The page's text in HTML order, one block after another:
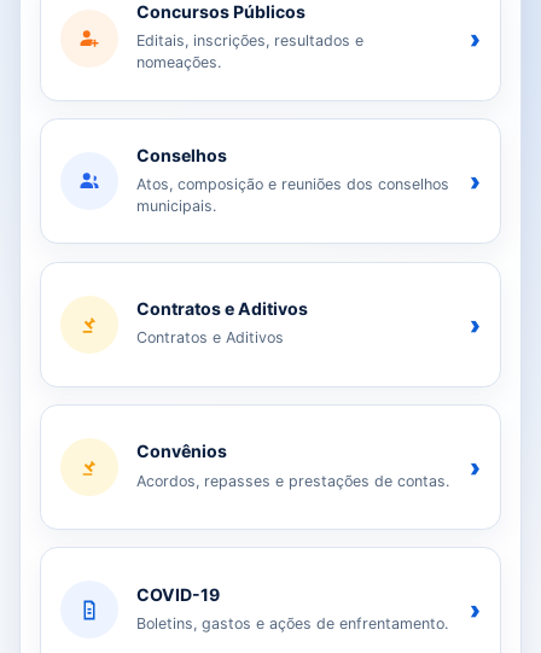
Concursos Públicos
Editais, inscrições, resultados e
nomeações.
›
Conselhos
Atos, composição e reuniões dos conselhos
municipais.
›
Contratos e Aditivos
Contratos e Aditivos ›
Convênios
Acordos, repasses e prestações de contas. ›
COVID-19
Boletins, gastos e ações de enfrentamento. ›